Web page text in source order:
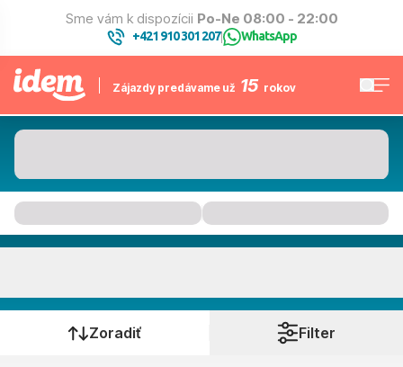
Sme vám k dispozícii Po-Ne 08:00 - 22:00
+421 910 301 207| WhatsApp
Zájazdy predávame už 15 rokov
Kedy cestujete?
Zoradiť Filter